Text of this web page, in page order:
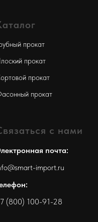
прокат
прокат
прокат
прокат
с нами
почта:
import.ru
(800) 100-91-28